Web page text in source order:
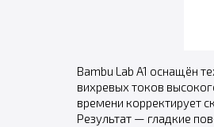
Bambu Lab A1 оснащён
вихревых токов
времени корректирует
Результат — гладкие